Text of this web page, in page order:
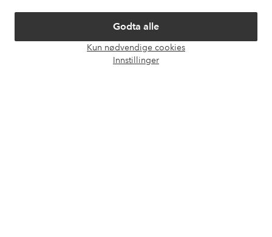
Godta alle
Kun nødvendige cookies
Innstillinger